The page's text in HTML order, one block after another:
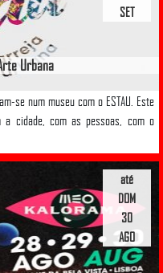
Urbana
se num museu com o ESTAU. Este
cidade, com as pessoas, com o
SET
até
DOM
30
AGO